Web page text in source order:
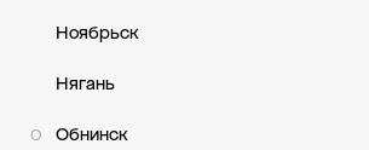
Ноябрьск
Нягань
О Обнинск